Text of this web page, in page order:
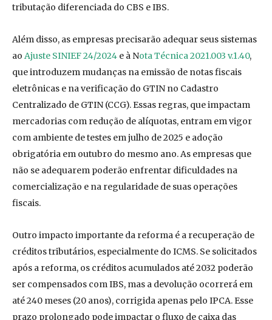
tributação diferenciada do CBS e IBS.
Além disso, as empresas precisarão adequar seus sistemas
ao Ajuste SINIEF 24/2024 e à Nota Técnica 2021.003 v.1.40,
que introduzem mudanças na emissão de notas fiscais
eletrônicas e na verificação do GTIN no Cadastro
Centralizado de GTIN (CCG). Essas regras, que impactam
mercadorias com redução de alíquotas, entram em vigor
com ambiente de testes em julho de 2025 e adoção
obrigatória em outubro do mesmo ano. As empresas que
não se adequarem poderão enfrentar dificuldades na
comercialização e na regularidade de suas operações
fiscais.
Outro impacto importante da reforma é a recuperação de
créditos tributários, especialmente do ICMS. Se solicitados
após a reforma, os créditos acumulados até 2032 poderão
ser compensados com IBS, mas a devolução ocorrerá em
até 240 meses (20 anos), corrigida apenas pelo IPCA. Esse
prazo prolongado pode impactar o fluxo de caixa das